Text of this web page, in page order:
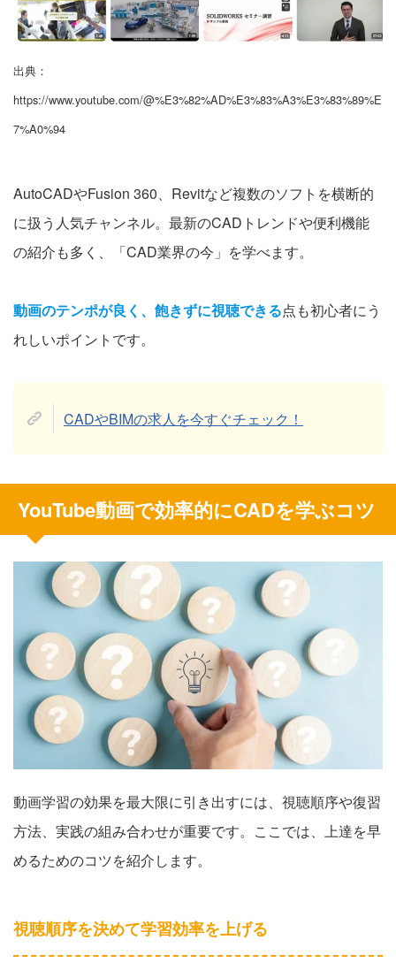
出典：
https://www.youtube.com/@%E3%82%AD%E3%83%A3%E3%83%89%E
7%A0%94
AutoCADやFusion 360、Revitなど複数のソフトを横断的
に扱う人気チャンネル。最新のCADトレンドや便利機能
の紹介も多く、「CAD業界の今」を学べます。
動画のテンポが良く、飽きずに視聴できる点も初心者にう
れしいポイントです。
CADやBIMの求人を今すぐチェック！
YouTube動画で効率的にCADを学ぶコツ
動画学習の効果を最大限に引き出すには、視聴順序や復習
方法、実践の組み合わせが重要です。ここでは、上達を早
めるためのコツを紹介します。
視聴順序を決めて学習効率を上げる